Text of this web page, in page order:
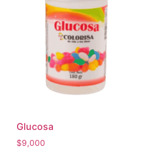
Glucosa
$9,000